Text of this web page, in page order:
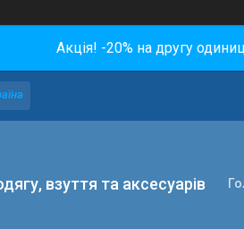
Акція! -20% на другу
взуття та аксесуарів